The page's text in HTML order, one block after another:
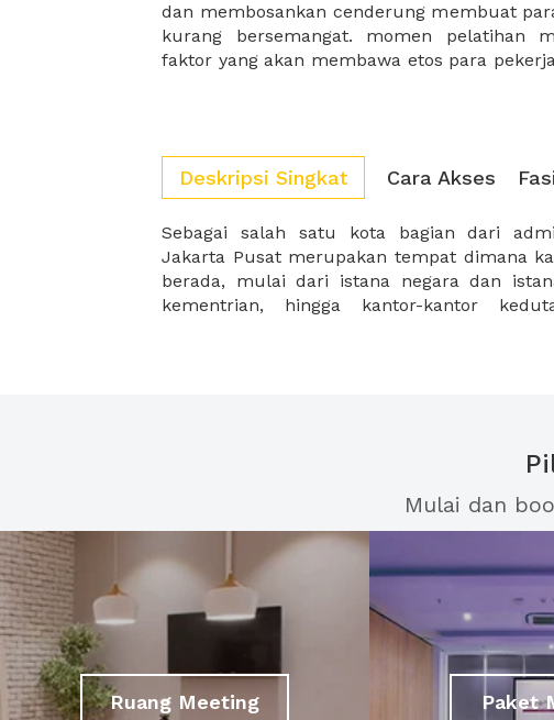
dan membosankan cenderung membuat
kurang bersemangat. momen pelatihan
faktor yang akan membawa etos para
Deskripsi Singkat Cara Akses
Sebagai salah satu kota bagian dari
Jakarta Pusat merupakan tempat dimana
berada, mulai dari istana negara dan
kementrian, hingga kantor-kantor
Selainitu Jakarta Pusatjuga memiliki pusat
Mulai dan
Ruang Meeting Paket